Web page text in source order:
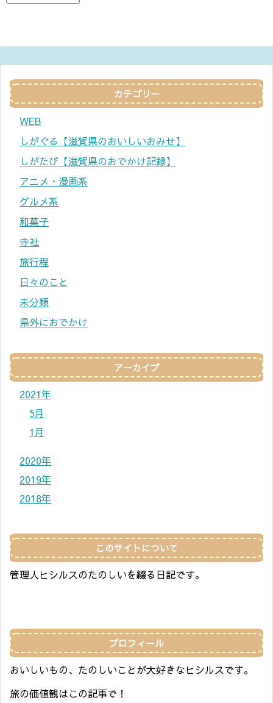
カテゴリー
WEB
しがぐる【滋賀県のおいしいおみせ】
しがたび【滋賀県のおでかけ記録】
アニメ・漫画系
グルメ系
和菓子
寺社
旅行程
日々のこと
未分類
県外におでかけ
アーカイブ
2021年
5月
1月
2020年
2019年
2018年
このサイトについて
管理人ヒシルスのたのしいを綴る日記です。
プロフィール
おいしいもの、たのしいことが大好きなヒシルスです。
旅の価値観はこの記事で！